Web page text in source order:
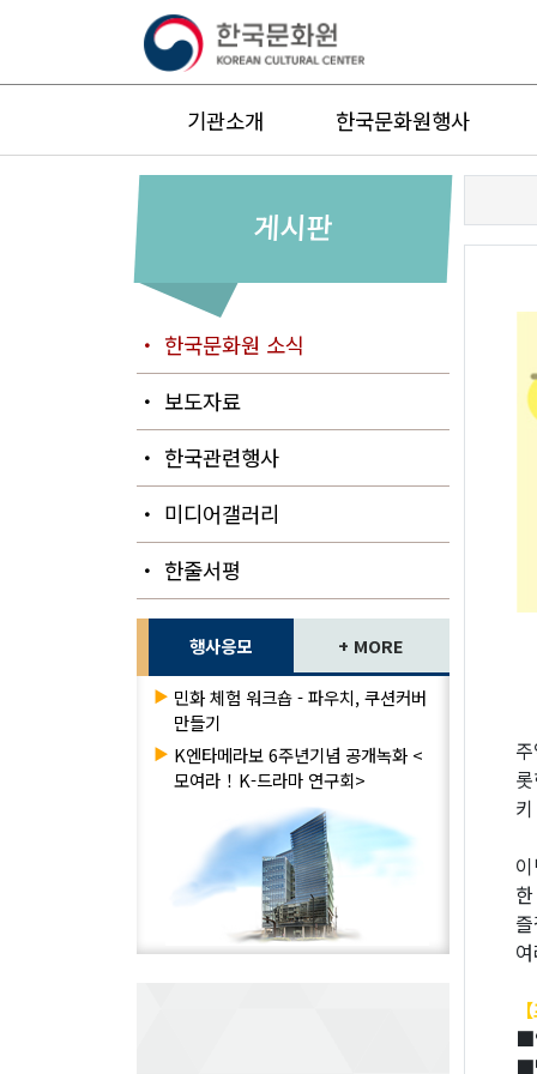
기관소개 한국문화원행사
게시판
・ 한국문화원 소식
・ 보도자료
・ 한국관련행사
・ 미디어갤러리
・ 한줄서평
행사응모 + MORE
▶ 민화 체험 워크숍 - 파우치, 쿠션커버
만들기
▶ K엔타메라보 6주년기념 공개녹화 <
모여라！K-드라마 연구회>
■
■